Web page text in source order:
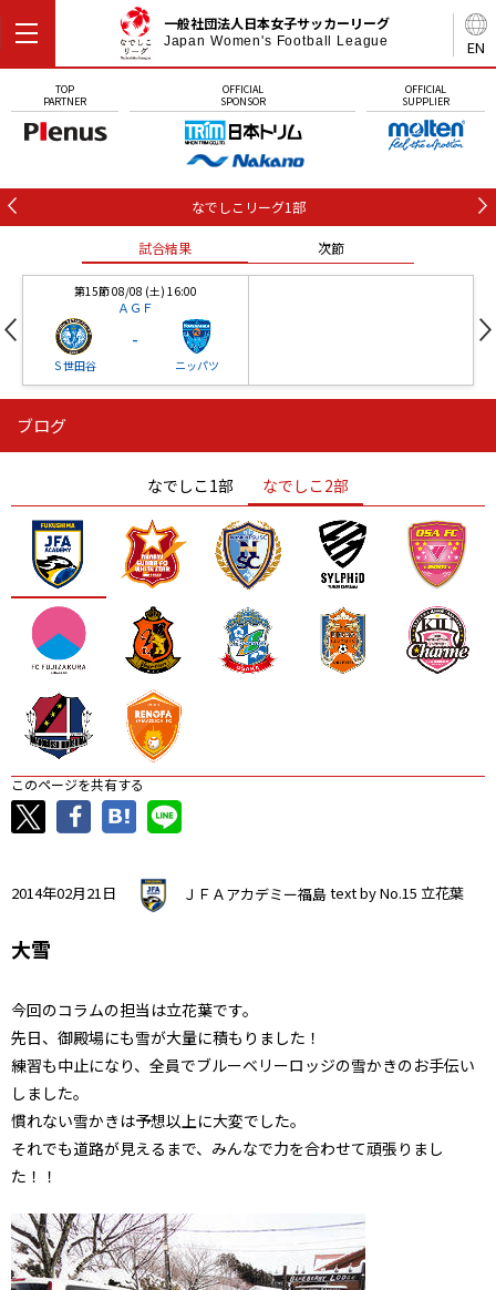
EN
一般社団法人日本女子サッカーリーグ
Japan Women's Football League
TOP
PARTNER
OFFICIAL
SPONSOR
OFFICIAL
SUPPLIER
なでしこリーグ1部
試合結果 次節
第15節 08/08 (土) 16:00
ＡＧＦ
Ｓ世田谷
-
ニッパツ
ニッパツ
ニッパツ 名古屋
石人の星
静岡 愛媛Ｌ
ブログ
なでしこ1部 なでしこ2部
このページを共有する
2014年02月21日 ＪＦＡアカデミー福島text by No.15 立花葉
大雪
今回のコラムの担当は立花葉です。
先日、御殿場にも雪が大量に積もりました！
練習も中止になり、全員でブルーベリーロッジの雪かきのお手伝い
しました。
慣れない雪かきは予想以上に大変でした。
それでも道路が見えるまで、みんなで力を合わせて頑張りまし
た！！